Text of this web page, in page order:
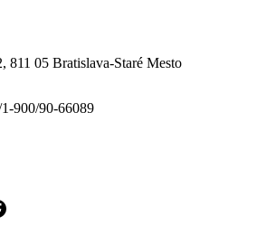
811 05 Bratislava-Staré Mesto
900/90-66089